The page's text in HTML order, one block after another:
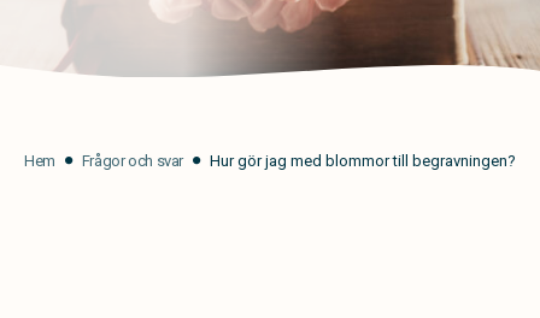
Hem Frågor och svar Hur gör jag med blommor till begravningen?